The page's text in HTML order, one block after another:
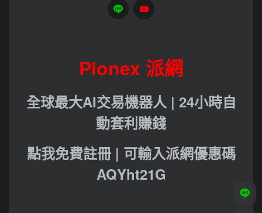
Pionex 派網
全球最大AI交易機器人 | 24小時自
動套利賺錢
點我免費註冊 | 可輸入派網優惠碼
AQYht21G